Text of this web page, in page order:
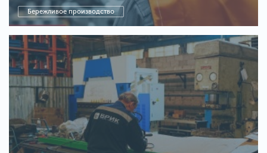
Бережливое производство